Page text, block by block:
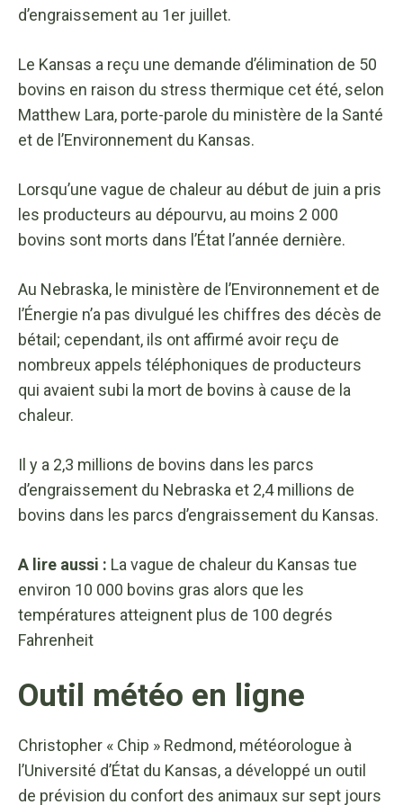
d’engraissement au 1er juillet.
Le Kansas a reçu une demande d’élimination de 50
bovins en raison du stress thermique cet été, selon
Matthew Lara, porte-parole du ministère de la Santé
et de l’Environnement du Kansas.
Lorsqu’une vague de chaleur au début de juin a pris
les producteurs au dépourvu, au moins 2 000
bovins sont morts dans l’État l’année dernière.
Au Nebraska, le ministère de l’Environnement et de
l’Énergie n’a pas divulgué les chiffres des décès de
bétail; cependant, ils ont affirmé avoir reçu de
nombreux appels téléphoniques de producteurs
qui avaient subi la mort de bovins à cause de la
chaleur.
Il y a 2,3 millions de bovins dans les parcs
d’engraissement du Nebraska et 2,4 millions de
bovins dans les parcs d’engraissement du Kansas.
A lire aussi : La vague de chaleur du Kansas tue
environ 10 000 bovins gras alors que les
températures atteignent plus de 100 degrés
Fahrenheit
Outil météo en ligne
Christopher « Chip » Redmond, météorologue à
l’Université d’État du Kansas, a développé un outil
de prévision du confort des animaux sur sept jours